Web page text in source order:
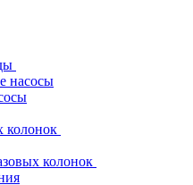
насосы
колонок
колонок